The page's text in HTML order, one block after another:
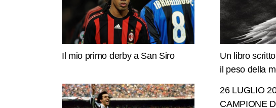
Il mio primo derby a San Siro
Un libro
il peso della
26 LUGLIO
CAMPIONE